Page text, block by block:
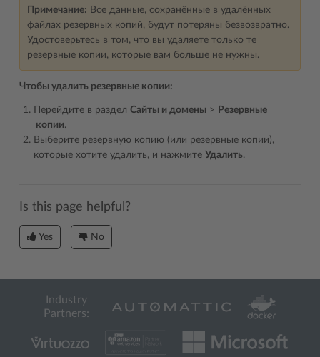
Примечание: Все данные, сохранённые в удалённых
файлах резервных копий, будут потеряны безвозвратно.
Удостоверьтесь в том, что вы удаляете только те
резервные копии, которые вам больше не нужны.
Чтобы удалить резервные копии:
Перейдите в раздел Сайты и домены > Резервные
копии.
Выберите резервную копию (или резервные копии),
которые хотите удалить, и нажмите Удалить.
Is this page helpful?
Yes No
Industry
Partners: